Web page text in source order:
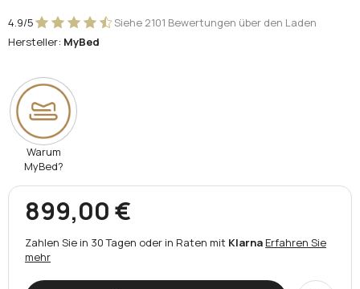
4.9/5
Siehe 2101 Bewertungen über den Laden
Hersteller: MyBed
Warum
MyBed?
899,00 €
Zahlen Sie in 30 Tagen oder in Raten mit Klarna Erfahren Sie
mehr